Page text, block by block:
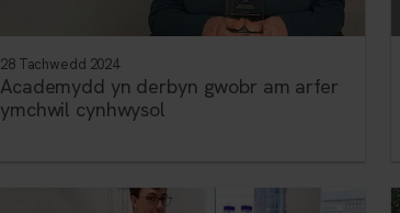
28 Tachwedd 2024
Academydd yn derbyn gwobr am arfer
ymchwil cynhwysol